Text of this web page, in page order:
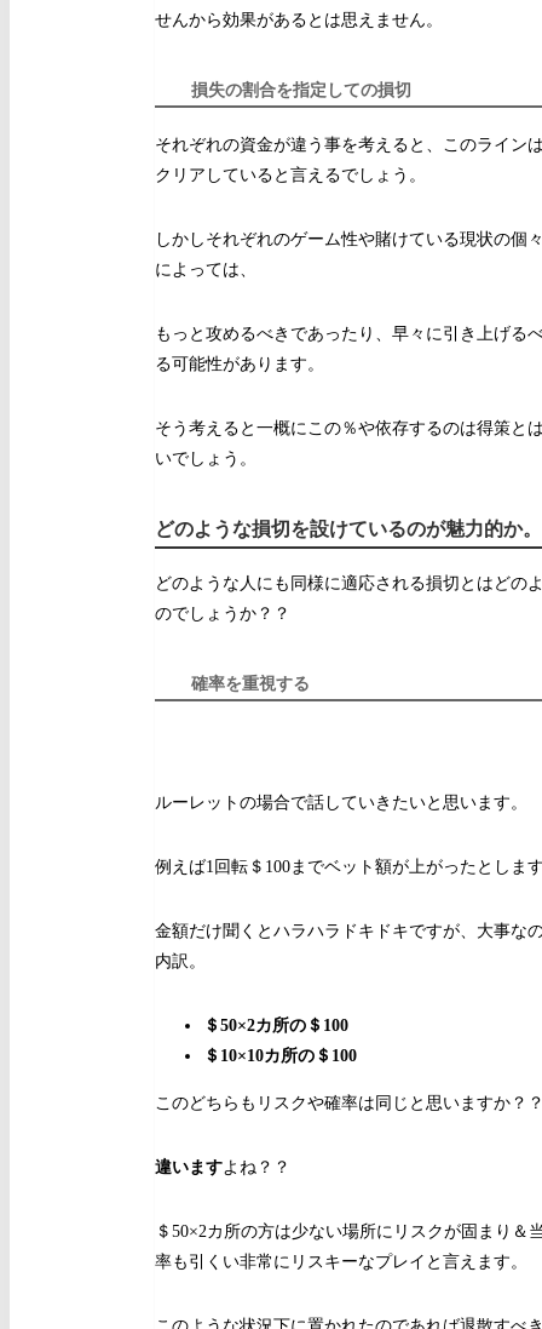
せんから効果があるとは思えません。
損失の割合を指定しての損切
それぞれの資金が違う事を考えると、このライン
クリアしていると言えるでしょう。
しかしそれぞれのゲーム性や賭けている現状の個
によっては、
もっと攻めるべきであったり、早々に引き上げる
る可能性があります。
そう考えると一概にこの％や依存するのは得策と
いでしょう。
どのような損切を設けているのが魅力的か。
どのような人にも同様に適応される損切とはどの
のでしょうか？？
確率を重視する
ルーレットの場合で話していきたいと思います。
例えば1回転＄100までベット額が上がったとしま
金額だけ聞くとハラハラドキドキですが、大事な
内訳。
＄50×2カ所の＄100
＄10×10カ所の＄100
このどちらもリスクや確率は同じと思いますか？
違いますよね？？
＄50×2カ所の方は少ない場所にリスクが固まり＆
率も引くい非常にリスキーなプレイと言えます。